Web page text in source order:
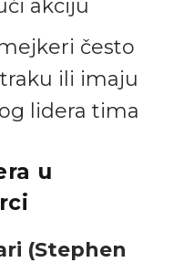
akciju
često
ili imaju
lidera tima
u
(Stephen